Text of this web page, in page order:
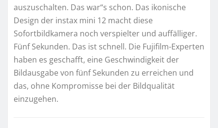
auszuschalten. Das war“s schon. Das ikonische
Design der instax mini 12 macht diese
Sofortbildkamera noch verspielter und auffälliger.
Fünf Sekunden. Das ist schnell. Die Fujifilm-Experten
haben es geschafft, eine Geschwindigkeit der
Bildausgabe von fünf Sekunden zu erreichen und
das, ohne Kompromisse bei der Bildqualität
einzugehen.